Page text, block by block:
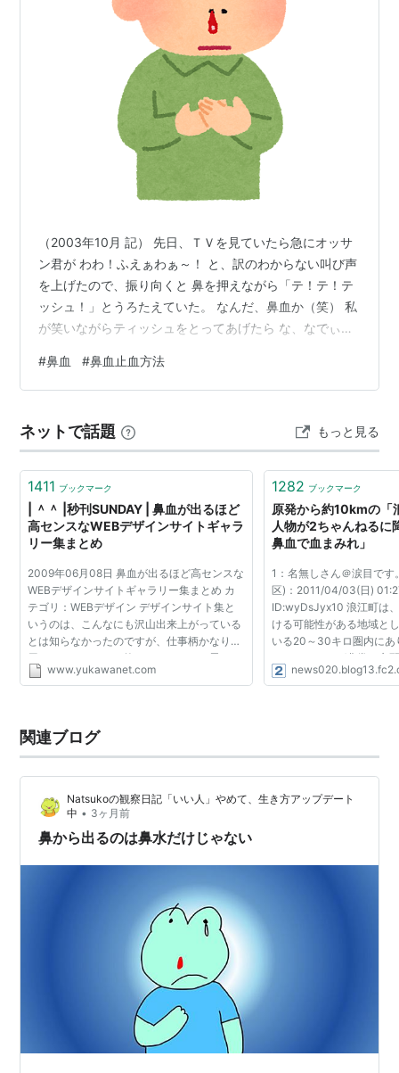
（2003年10月 記） 先日、ＴＶを見ていたら急にオッサ
ン君が わわ！ふえぁわぁ～！ と、訳のわからない叫び声
を上げたので、振り向くと 鼻を押えながら「テ！テ！テ
ッシュ！」とうろたえていた。 なんだ、鼻血か（笑） 私
が笑いながらティッシュをとってあげたら な、なでぃ
怒っても、怖くも何ともない。オッサン君はあわあわし
ながらティッシュをちぎっては丸め鼻の穴に差し込んで
見ては ふぇあわぁひゅぁ～！(T ⬜︎ T) と何度もビビって
いた。 けっ、それくらいの血で大の男が騒いでら。 男は
ホントに血…
#鼻血 #鼻血止血方法
ネットで話題 もっと見る
1411 ブックマーク
| ＾＾ |秒刊SUNDAY | 鼻血が出るほど
高センスなWEBデザインサイトギャラ
リー集まとめ
2009年06月08日 鼻血が出るほど高センスな
WEBデザインサイトギャラリー集まとめ カ
テゴリ：WEBデザイン デザインサイト集と
いうのは、こんなにも沢山出来上がっている
とは知らなかったのですが、仕事柄かなり活
用しますのでここで抑えておきたいと思いま
す。 ◆いけてるサイト.com このサイトを紹
www.yukawanet.com
1282 ブックマーク
原発から約10kmの「
人物が2ちゃんねるに
鼻血で血まみれ」
1：名無しさん＠涙目です
区)：2011/04/03(日)
ID:wyDsJyx10 浪江町は
ける可能性がある地域と
いる20～30キロ圏内にあ
ているとなれば非常に心
この人物が2ちゃんねる
関連ブログ
Natsukoの観察日記「いい人」やめて、生き方アップデート
中 • 3ヶ月前
鼻から出るのは鼻水だけじゃない